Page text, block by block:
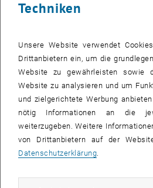
Prof. Josef Eberhardsteiner, Dekan der
Werkstoffe und Strukturen, wurde mit
internationalen Forschungspreis
Gesellschaft für experimentelle
Experimental Mechanics, EURASEM)
Poitiers (Frankreich) die ICEM14
Experimental Mechanics) ab, und im
wurde an Prof. Eberhardsteiner der
herausragende Leistungen auf dem
Mechanik verliehen.
Ganz unterschiedliche
Techniken
Unsere Website verwendet
Drittanbietern ein, um die
Website zu gewährleisten sowie
Website zu analysieren und um
und zielgerichtete Werbung
nötig Informationen an die
weiterzugeben. Weitere
von Drittanbietern auf der
Datenschutzerklärung